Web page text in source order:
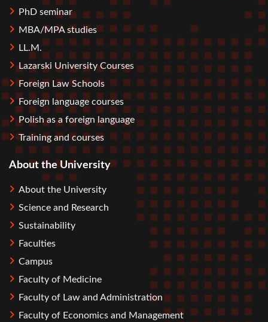
PhD seminar
MBA/MPA studies
LL.M.
Lazarski University Courses
Foreign Law Schools
Foreign language courses
Polish as a foreign language
Training and courses
About the University
About the University
Science and Research
Sustainability
Faculties
Campus
Faculty of Medicine
Faculty of Law and Administration
Faculty of Economics and Management